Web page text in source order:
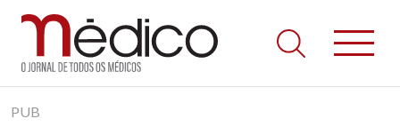
to
Jornal Médico
Médico – O Jornal de Todos os Médicos. Onde as notícias
realmente contam! Tudo o que se passa na Saúde!
PUB